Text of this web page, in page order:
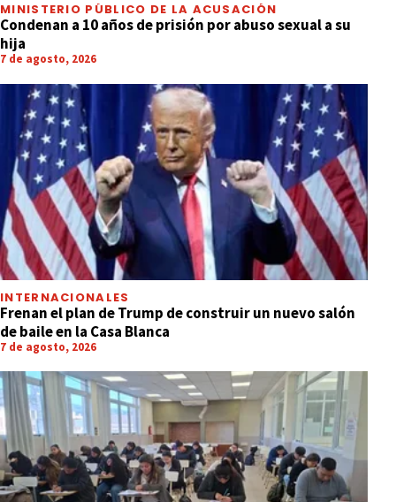
MINISTERIO PÚBLICO DE LA ACUSACIÓN
Condenan a 10 años de prisión por abuso sexual a su
hija
7 de agosto, 2026
INTERNACIONALES
Frenan el plan de Trump de construir un nuevo salón
de baile en la Casa Blanca
7 de agosto, 2026